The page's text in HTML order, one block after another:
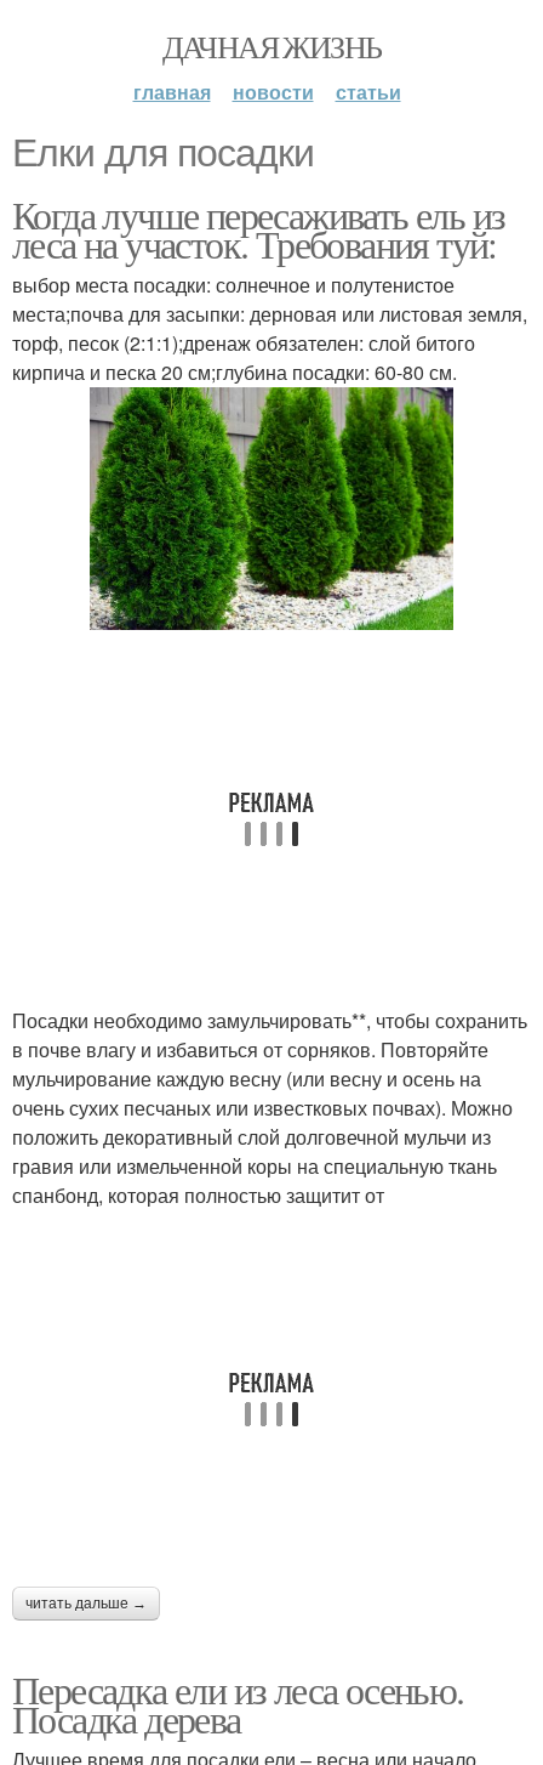
ДАЧНАЯ ЖИЗНЬ
главная новости статьи
Елки для посадки
Когда лучше пересаживать ель из
леса на участок. Требования туй:
выбор места посадки: солнечное и полутенистое
места;почва для засыпки: дерновая или листовая земля,
торф, песок (2:1:1);дренаж обязателен: слой битого
кирпича и песка 20 см;глубина посадки: 60-80 см.
Посадки необходимо замульчировать**, чтобы сохранить
в почве влагу и избавиться от сорняков. Повторяйте
мульчирование каждую весну (или весну и осень на
очень сухих песчаных или известковых почвах). Можно
положить декоративный слой долговечной мульчи из
гравия или измельченной коры на специальную ткань
спанбонд, которая полностью защитит от
читать дальше →
Пересадка ели из леса осенью.
Посадка дерева
Лучшее время для посадки ели – весна или начало